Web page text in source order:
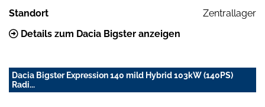
Standort
Zentrallager
Details zum Dacia Bigster anzeigen
Dacia Bigster Expression 140 mild Hybrid 103kW (140PS)
Radi...